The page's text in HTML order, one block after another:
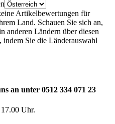
Artikelbewertungen für
Land. Schauen Sie sich an,
anderen Ländern über diesen
indem Sie die Länderauswahl
an unter 0512 334 071 23
Uhr.